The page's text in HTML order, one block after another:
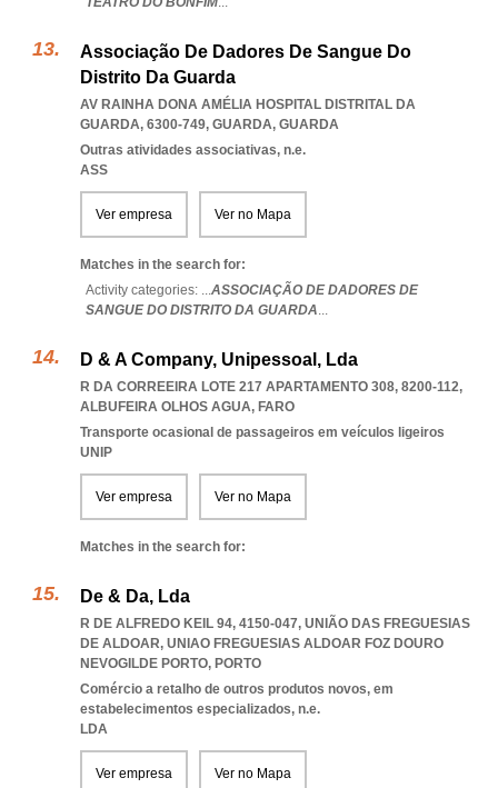
Associação De Dadores De Sangue Do
Distrito Da Guarda
AV RAINHA DONA AMÉLIA HOSPITAL DISTRITAL DA
GUARDA, 6300-749, GUARDA, GUARDA
Outras atividades associativas, n.e.
ASS
Ver empresa Ver no Mapa
Matches in the search for:
Activity categories: ...ASSOCIAÇÃO DE DADORES DE
SANGUE DO DISTRITO DA GUARDA...
D & A Company, Unipessoal, Lda
R DA CORREEIRA LOTE 217 APARTAMENTO 308, 8200-112,
ALBUFEIRA OLHOS AGUA, FARO
Transporte ocasional de passageiros em veículos ligeiros
UNIP
Ver empresa Ver no Mapa
Matches in the search for:
De & Da, Lda
R DE ALFREDO KEIL 94, 4150-047, UNIÃO DAS FREGUESIAS
DE ALDOAR, UNIAO FREGUESIAS ALDOAR FOZ DOURO
NEVOGILDE PORTO, PORTO
Comércio a retalho de outros produtos novos, em
estabelecimentos especializados, n.e.
LDA
Ver empresa Ver no Mapa